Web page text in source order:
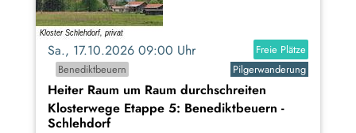
Sa., 17.10.2026 09:00 Uhr
Freie Plätze
Benediktbeuern
Pilgerwanderung
Heiter Raum um Raum durchschreiten
Klosterwege Etappe 5: Benediktbeuern -
Schlehdorf